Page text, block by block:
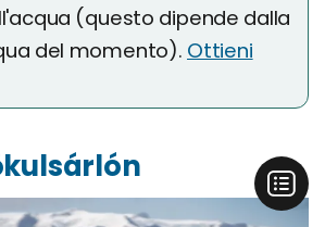
(questo dipende dalla
del momento). Ottieni